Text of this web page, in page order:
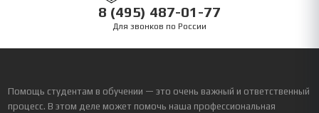
8 (495) 487-01-77
Для звонков по России
Помощь студентам в обучении — это очень важный и ответственный
процесс. В этом деле может помочь наша профессиональная